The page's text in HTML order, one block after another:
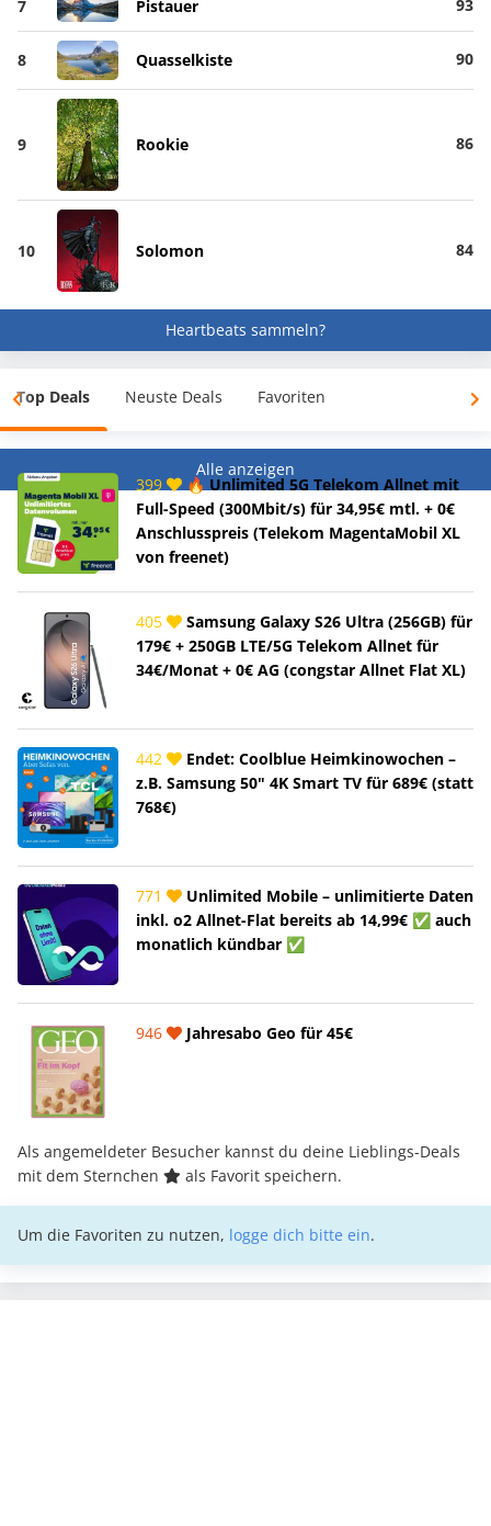
7 Pistauer 93
8 Quasselkiste 90
9 Rookie 86
10 Solomon 84
Heartbeats sammeln?
Top Deals Neuste Deals Favoriten
Alle anzeigen
399
🔥 Unlimited 5G Telekom Allnet mit
Full-Speed (300Mbit/s) für 34,95€ mtl. + 0€
Anschlusspreis (Telekom MagentaMobil XL
von freenet)
405
Samsung Galaxy S26 Ultra (256GB) für
179€ + 250GB LTE/5G Telekom Allnet für
34€/Monat + 0€ AG (congstar Allnet Flat XL)
442
Endet: Coolblue Heimkinowochen –
z.B. Samsung 50" 4K Smart TV für 689€ (statt
768€)
771
Unlimited Mobile – unlimitierte Daten
inkl. o2 Allnet-Flat bereits ab 14,99€ ✅ auch
monatlich kündbar ✅
946 Jahresabo Geo für 45€
Als angemeldeter Besucher kannst du deine Lieblings-Deals
mit dem Sternchen
als Favorit speichern.
Um die Favoriten zu nutzen, logge dich bitte ein.